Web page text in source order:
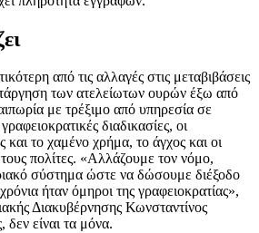
από τις αλλαγές στις μεταβιβάσεις
των ατελείωτων ουρών έξω από
με τρέξιμο από υπηρεσία σε
διαδικασίες, οι
και το χαμένο χρήμα, το άγχος και οι
πολίτες. «Αλλάζουμε τον νόμο,
σύστημα ώστε να δώσουμε διέξοδο
ήταν όμηροι της γραφειοκρατίας»,
Διακυβέρνησης Κωνσταντίνος
είναι τα μόνα.